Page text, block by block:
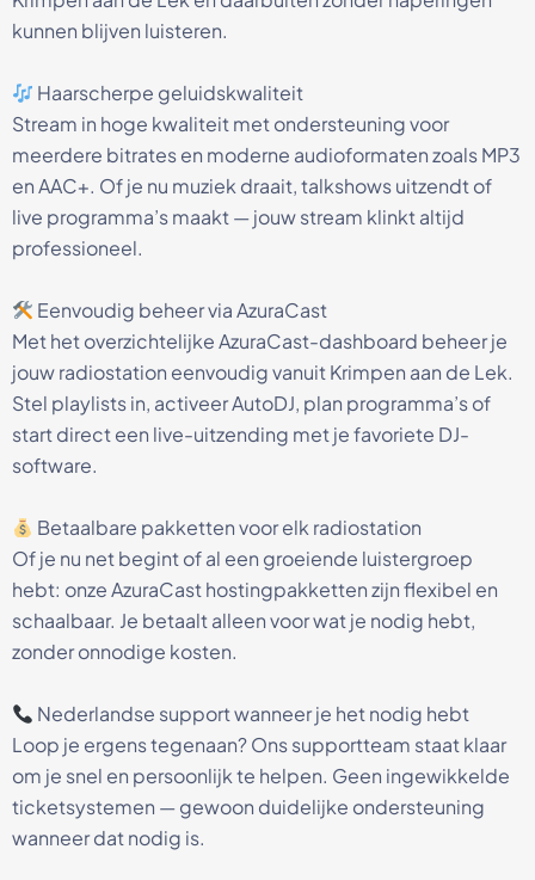
kunnen blijven luisteren.
Haarscherpe geluidskwaliteit
Stream in hoge kwaliteit met ondersteuning voor
meerdere bitrates en moderne audioformaten zoals MP3
en AAC+. Of je nu muziek draait, talkshows uitzendt of
live programma’s maakt — jouw stream klinkt altijd
professioneel.
Eenvoudig beheer via AzuraCast
Met het overzichtelijke AzuraCast-dashboard beheer je
jouw radiostation eenvoudig vanuit Krimpen aan de Lek.
Stel playlists in, activeer AutoDJ, plan programma’s of
start direct een live-uitzending met je favoriete DJ-
software.
Betaalbare pakketten voor elk radiostation
Of je nu net begint of al een groeiende luistergroep
hebt: onze AzuraCast hostingpakketten zijn flexibel en
schaalbaar. Je betaalt alleen voor wat je nodig hebt,
zonder onnodige kosten.
Nederlandse support wanneer je het nodig hebt
Loop je ergens tegenaan? Ons supportteam staat klaar
om je snel en persoonlijk te helpen. Geen ingewikkelde
ticketsystemen — gewoon duidelijke ondersteuning
wanneer dat nodig is.